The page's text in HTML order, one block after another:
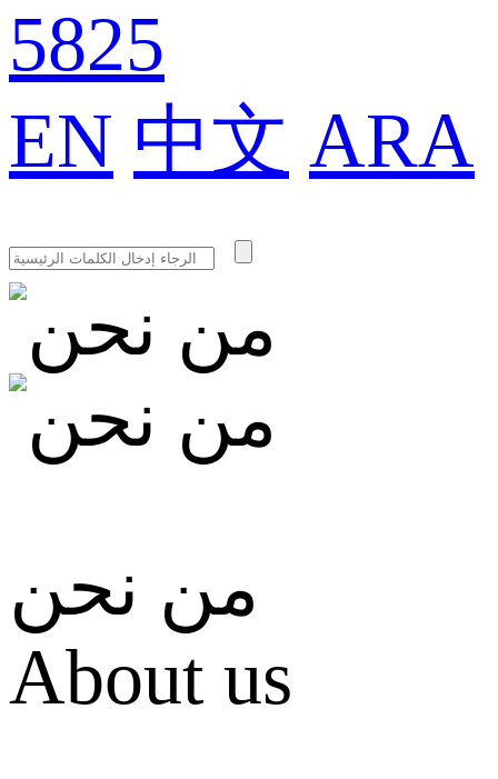
5825
EN 中文 ARA
من نحن
About us